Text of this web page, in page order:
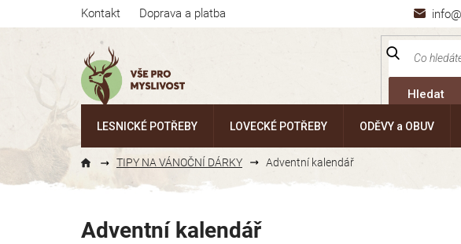
Kontakt Doprava a platba
Hledat
LESNICKÉ POTŘEBY LOVECKÉ POTŘEBY ODĚVY a OBUV
TIPY NA VÁNOČNÍ DÁRKY Adventní kalendář
Adventní kalendář